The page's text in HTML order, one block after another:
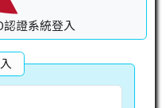
證系統登入